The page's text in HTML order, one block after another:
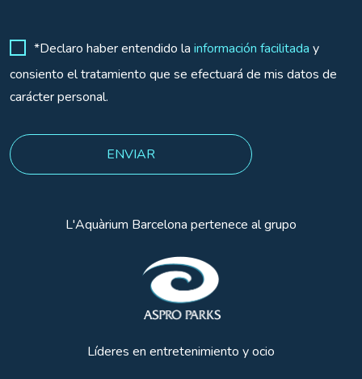
*Declaro haber entendido la información facilitada y
consiento el tratamiento que se efectuará de mis datos de
carácter personal.
L'Aquàrium Barcelona pertenece al grupo
Líderes en entretenimiento y ocio